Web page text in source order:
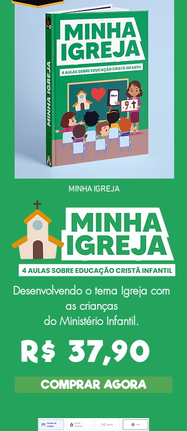
MINHA IGREJA
Desenvolvendo o tema Igreja com
as crianças
do Ministério Infantil.
R$ 37,90
COMPRAR AGORA